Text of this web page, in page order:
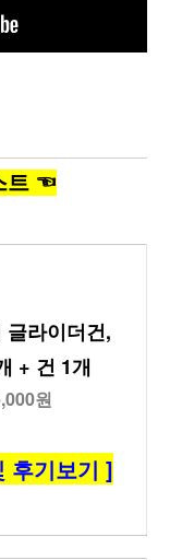
트 ☜
글라이더건,
+ 건 1개
원
후기보기 ]